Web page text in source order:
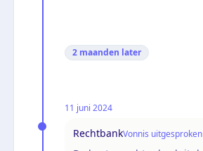
2 maanden later
11 juni 2024
RechtbankVonnis uitgesproken